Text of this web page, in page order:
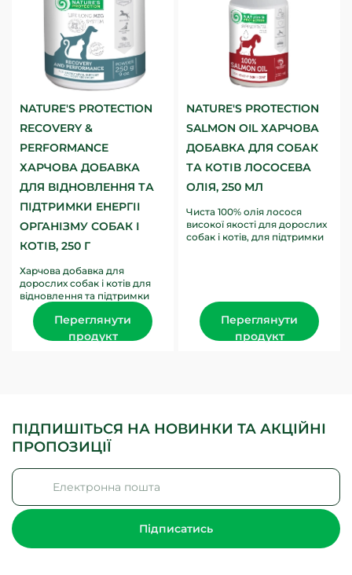
NATURE'S PROTECTION
RECOVERY &
PERFORMANCE
ХАРЧОВА ДОБАВКА
ДЛЯ ВІДНОВЛЕННЯ ТА
ПІДТРИМКИ ЕНЕРГІІ
ОРГАНІЗМУ СОБАК І
КОТІВ, 250 Г
Харчова добавка для
дорослих собак і котів для
відновлення та підтримки
активності містить багато
мінералів: магнію, кальцію
та...
Переглянути
продукт
NATURE'S PROTECTION
SALMON OIL ХАРЧОВА
ДОБАВКА ДЛЯ СОБАК
ТА КОТІВ ЛОСОСЕВА
ОЛІЯ, 250 МЛ
Чиста 100% олія лосося
високої якості для дорослих
собак і котів, для підтримки
Переглянути
продукт
ПІДПИШІТЬСЯ НА НОВИНКИ ТА АКЦІЙНІ
ПРОПОЗИЦІЇ
Підписатись